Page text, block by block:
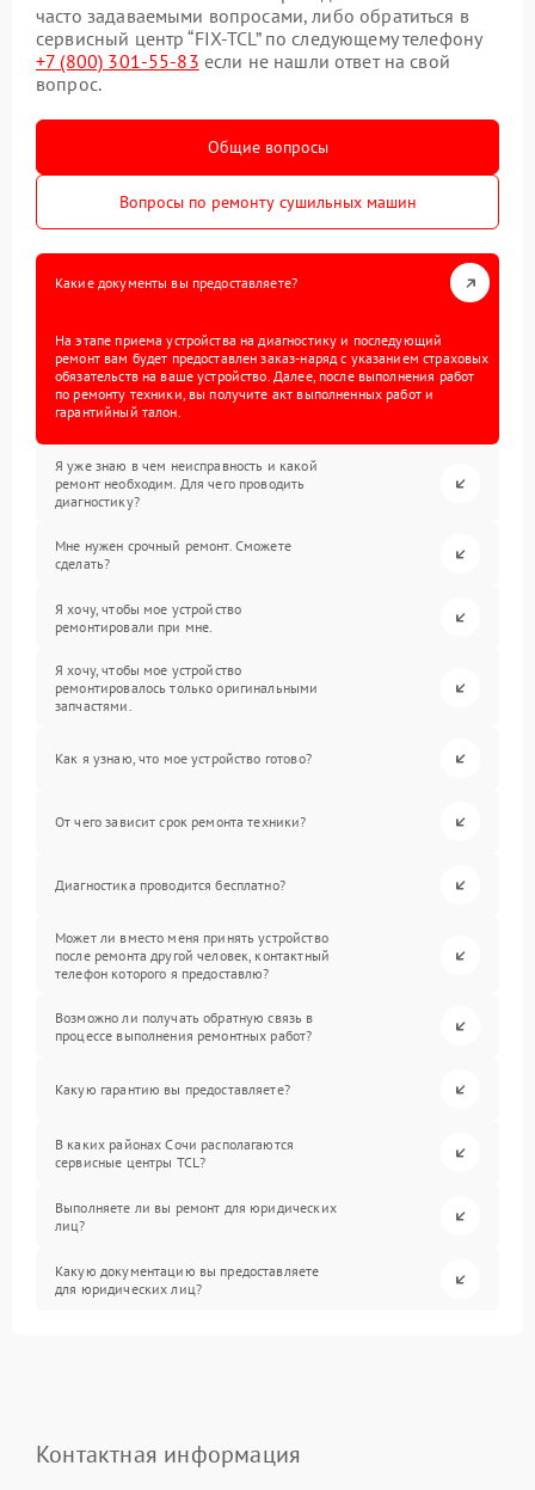
часто задаваемыми вопросами, либо обратиться в
сервисный центр “FIX-TCL” по следующему телефону
+7 (800) 301-55-83 если не нашли ответ на свой
вопрос.
Общие вопросы
Вопросы по ремонту сушильных машин
Какие документы вы предоставляете?
На этапе приема устройства на диагностику и последующий
ремонт вам будет предоставлен заказ-наряд с указанием страховых
обязательств на ваше устройство. Далее, после выполнения работ
по ремонту техники, вы получите акт выполненных работ и
гарантийный талон.
Я уже знаю в чем неисправность и какой
ремонт необходим. Для чего проводить
диагностику?
Мне нужен срочный ремонт. Сможете
сделать?
Я хочу, чтобы мое устройство
ремонтировали при мне.
Я хочу, чтобы мое устройство
ремонтировалось только оригинальными
запчастями.
Как я узнаю, что мое устройство готово?
От чего зависит срок ремонта техники?
Диагностика проводится бесплатно?
Может ли вместо меня принять устройство
после ремонта другой человек, контактный
телефон которого я предоставлю?
Возможно ли получать обратную связь в
процессе выполнения ремонтных работ?
Какую гарантию вы предоставляете?
В каких районах Сочи располагаются
сервисные центры TCL?
Выполняете ли вы ремонт для юридических
лиц?
Какую документацию вы предоставляете
для юридических лиц?
Контактная информация